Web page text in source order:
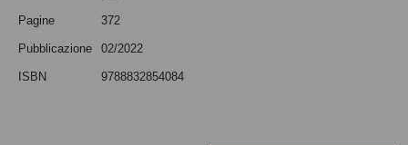
Pagine 372
Pubblicazione 02/2022
ISBN 9788832854084